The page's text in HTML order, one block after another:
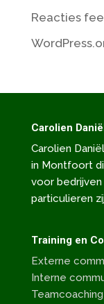
Reacties
Carolien
Carolien
in Montfoort
voor
particulieren
Training en
Externe
Interne
Teamcoaching